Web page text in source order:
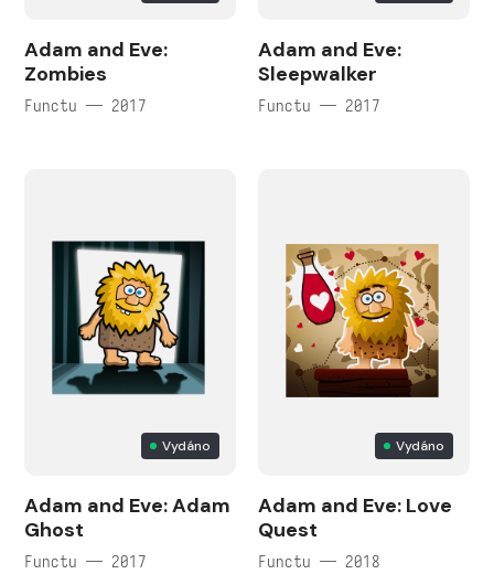
Adam and Eve:
Zombies
Functu — 2017
Adam and Eve:
Sleepwalker
Functu — 2017
Vydáno
Adam and Eve: Adam
Ghost
Functu — 2017
Vydáno
Adam and Eve: Love
Quest
Functu — 2018